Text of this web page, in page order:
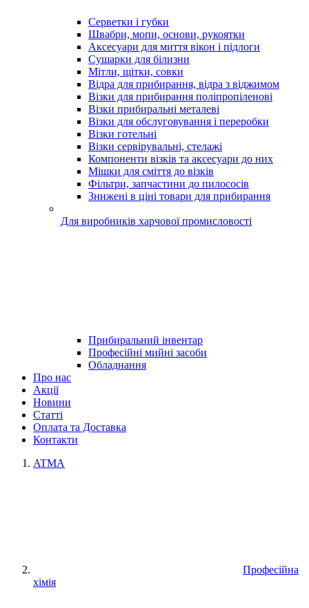
Серветки і губки
Швабри, мопи, основи, рукоятки
Аксесуари для миття вікон і підлоги
Сушарки для білизни
Мітли, щітки, совки
Відра для прибирання, відра з віджимом
Візки для прибирання поліпропіленові
Візки прибиральні металеві
Візки для обслуговування і переробки
Візки готельні
Візки сервірувальні, стелажі
Компоненти візків та аксесуари до них
Мішки для сміття до візків
Фільтри, запчастини до пилососів
Знижені в ціні товари для прибирання
Для виробників харчової промисловості
Прибиральний інвентар
Професійні мийні засоби
Обладнання
Про нас
Акції
Новини
Статті
Оплата та Доставка
Контакти
ATMA
Професійна
хімія